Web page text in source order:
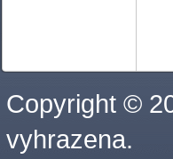
Copyright ©
vyhrazena.